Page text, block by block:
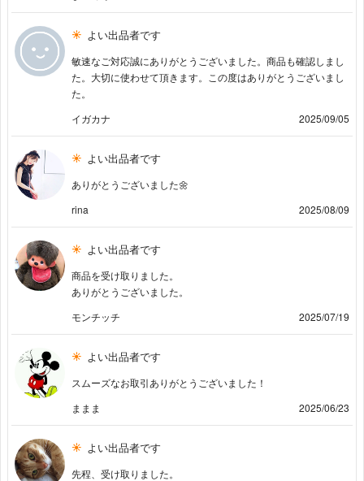
よい出品者です
敏速なご対応誠にありがとうございました。商品も確認しまし
た。大切に使わせて頂きます。この度はありがとうございまし
た。
イガカナ
2025/09/05
よい出品者です
ありがとうございました🌼
rina
2025/08/09
よい出品者です
商品を受け取りました。
ありがとうございました。
モンチッチ
2025/07/19
よい出品者です
スムーズなお取引ありがとうございました！
ままま
2025/06/23
よい出品者です
先程、受け取りました。